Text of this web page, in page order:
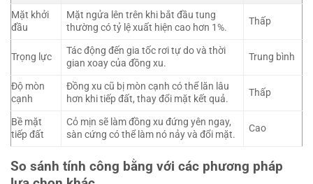
Mặt khởi
đầu
Mặt ngửa lên trên khi bắt đầu tung
thường có tỷ lệ xuất hiện cao hơn 1%.
Thấp
Trọng lực
Tác động đến gia tốc rơi tự do và thời
gian xoay của đồng xu.
Trung bình
Độ mòn
cạnh
Đồng xu cũ bị mòn cạnh có thể lăn lâu
hơn khi tiếp đất, thay đổi mặt kết quả.
Thấp
Bề mặt
tiếp đất
Cỏ mịn sẽ làm đồng xu đứng yên ngay,
sàn cứng có thể làm nó nảy và đổi mặt.
Cao
So sánh tính công bằng với các phương pháp